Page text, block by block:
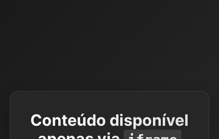
Conteúdo disponível